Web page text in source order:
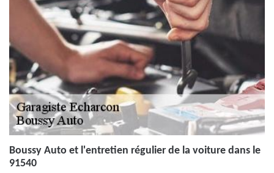
Boussy Auto et l'entretien régulier de la voiture dans le
91540